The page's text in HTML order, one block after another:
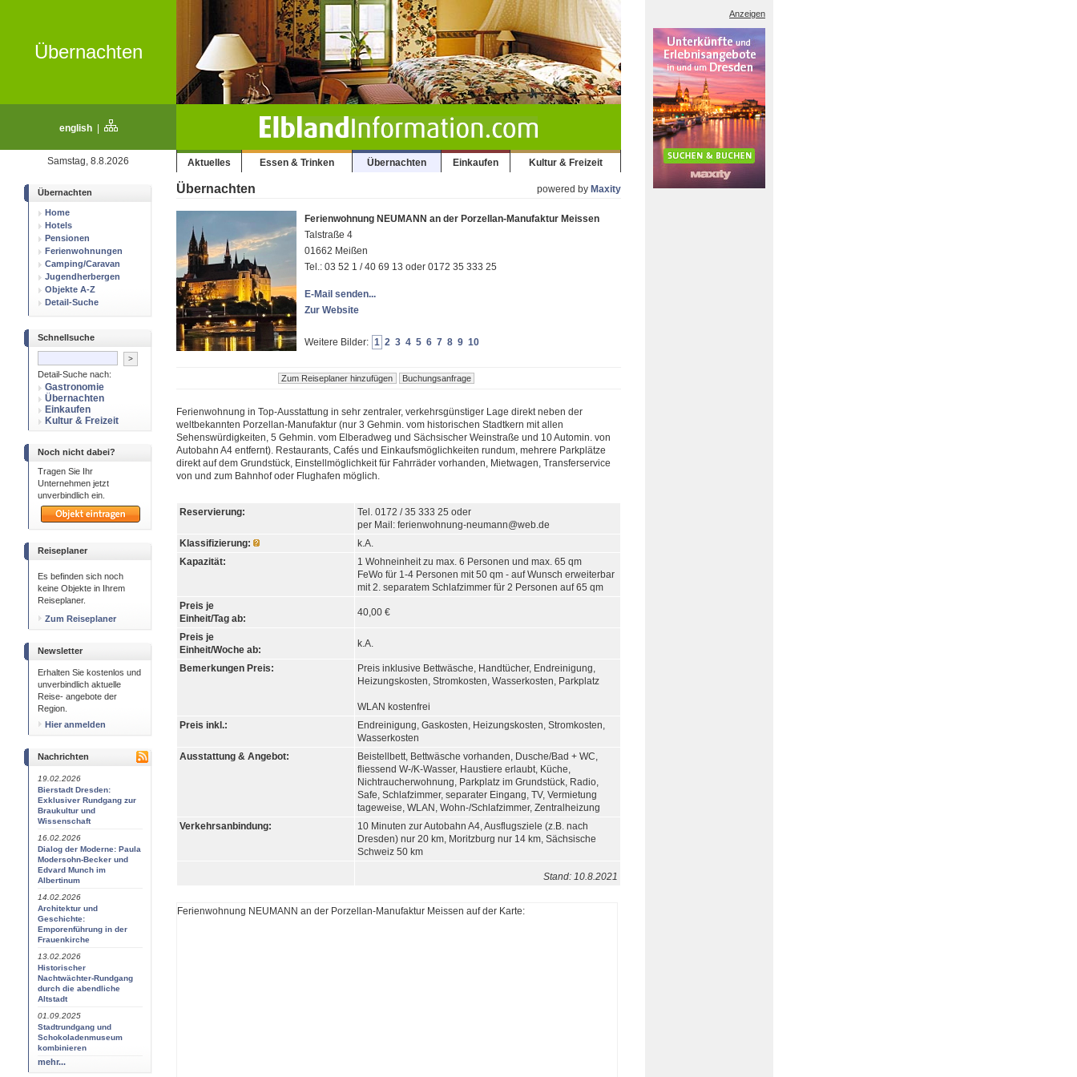
Übernachten
english|
Samstag, 8.8.2026 Aktuelles Essen & Trinken Übernachten Einkaufen Kultur & Freizeit
Übernachten
Home
Hotels
Pensionen
Ferienwohnungen
Camping/Caravan
Jugendherbergen
Objekte A-Z
Detail-Suche
Schnellsuche
Detail-Suche nach:
Gastronomie
Übernachten
Einkaufen
Kultur & Freizeit
Noch nicht dabei?
Tragen Sie Ihr
Unternehmen jetzt
unverbindlich ein.
Reiseplaner
Es befinden sich noch
keine Objekte in Ihrem
Reiseplaner.
Zum Reiseplaner
Newsletter
Erhalten Sie kostenlos und
unverbindlich aktuelle
Reise- angebote der
Region.
Hier anmelden
Nachrichten
19.02.2026
Bierstadt Dresden:
Exklusiver Rundgang zur
Braukultur und
Wissenschaft
16.02.2026
Dialog der Moderne: Paula
Modersohn-Becker und
Edvard Munch im
Albertinum
14.02.2026
Architektur und
Geschichte:
Emporenführung in der
Frauenkirche
13.02.2026
Historischer
Nachtwächter-Rundgang
durch die abendliche
Altstadt
01.09.2025
Stadtrundgang und
Schokoladenmuseum
kombinieren
mehr...
Übernachten powered by Maxity
Ferienwohnung NEUMANN an der Porzellan-Manufaktur Meissen
Talstraße 4
01662 Meißen
Tel.: 03 52 1 / 40 69 13 oder 0172 35 333 25
E-Mail senden...
Zur Website
Weitere Bilder: 1 2 3 4 5 6 7 8 9 10
Ferienwohnung in Top-Ausstattung in sehr zentraler, verkehrsgünstiger Lage direkt neben der
weltbekannten Porzellan-Manufaktur (nur 3 Gehmin. vom historischen Stadtkern mit allen
Sehenswürdigkeiten, 5 Gehmin. vom Elberadweg und Sächsischer Weinstraße und 10 Automin. von
Autobahn A4 entfernt). Restaurants, Cafés und Einkaufsmöglichkeiten rundum, mehrere Parkplätze
direkt auf dem Grundstück, Einstellmöglichkeit für Fahrräder vorhanden, Mietwagen, Transferservice
von und zum Bahnhof oder Flughafen möglich.
Reservierung:
Tel. 0172 / 35 333 25 oder
per Mail: ferienwohnung-neumann@web.de
Klassifizierung:
k.A.
Kapazität:
1 Wohneinheit zu max. 6 Personen und max. 65 qm
FeWo für 1-4 Personen mit 50 qm - auf Wunsch erweiterbar
mit 2. separatem Schlafzimmer für 2 Personen auf 65 qm
Preis je
Einheit/Tag ab:
40,00 €
Preis je
Einheit/Woche ab:
k.A.
Bemerkungen Preis:
Preis inklusive Bettwäsche, Handtücher, Endreinigung,
Heizungskosten, Stromkosten, Wasserkosten, Parkplatz
WLAN kostenfrei
Preis inkl.:
Endreinigung, Gaskosten, Heizungskosten, Stromkosten,
Wasserkosten
Ausstattung & Angebot:
Beistellbett, Bettwäsche vorhanden, Dusche/Bad + WC,
fliessend W-/K-Wasser, Haustiere erlaubt, Küche,
Nichtraucherwohnung, Parkplatz im Grundstück, Radio,
Safe, Schlafzimmer, separater Eingang, TV, Vermietung
tageweise, WLAN, Wohn-/Schlafzimmer, Zentralheizung
Verkehrsanbindung:
10 Minuten zur Autobahn A4, Ausflugsziele (z.B. nach
Dresden) nur 20 km, Moritzburg nur 14 km, Sächsische
Schweiz 50 km
Stand: 10.8.2021
Ferienwohnung NEUMANN an der Porzellan-Manufaktur Meissen auf der Karte:
Anzeigen